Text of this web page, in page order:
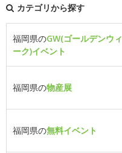
カテゴリから探す
福岡県のGW(ゴールデンウィ
ーク)イベント
福岡県の物産展
福岡県の無料イベント